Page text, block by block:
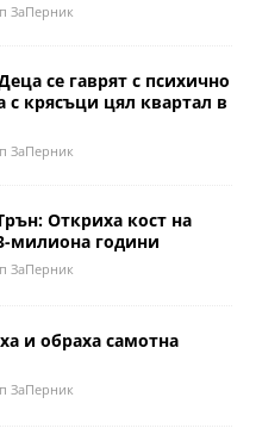
ЗаПерник
се гаврят с психично
с крясъци цял квартал в
ЗаПерник
Откриха кост на
милиона години
ЗаПерник
и обраха самотна
ЗаПерник